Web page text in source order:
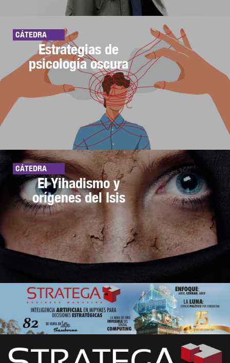
CÁTEDRA
Estrategias de
psicología oscura
CÁTEDRA
El Yihadismo y
orígenes del Isis